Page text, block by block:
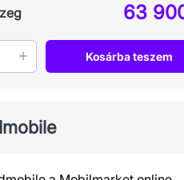
63
Kosárba teszem